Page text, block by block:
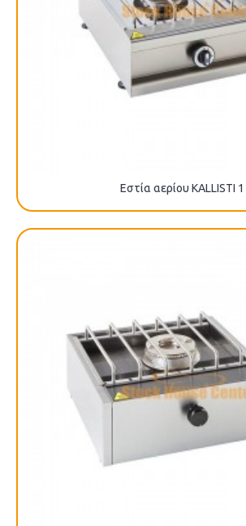
Εστία αερίου KALLISTI 1